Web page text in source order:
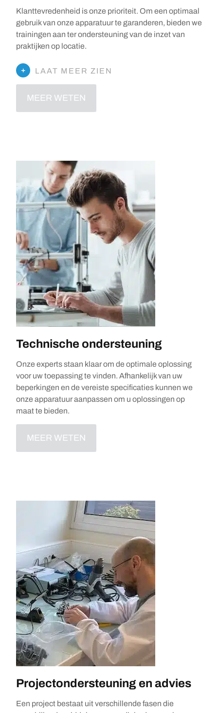
Klanttevredenheid is onze prioriteit. Om een optimaal
gebruik van onze apparatuur te garanderen, bieden we
trainingen aan ter ondersteuning van de inzet van
praktijken op locatie.
LAAT MEER ZIEN
MEER WETEN
Technische ondersteuning
Onze experts staan klaar om de optimale oplossing
voor uw toepassing te vinden. Afhankelijk van uw
beperkingen en de vereiste specificaties kunnen we
onze apparatuur aanpassen om u oplossingen op
maat te bieden.
MEER WETEN
Projectondersteuning en advies
Een project bestaat uit verschillende fasen die